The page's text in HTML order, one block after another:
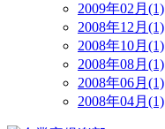
2009年02月(1)
2008年12月(1)
2008年10月(1)
2008年08月(1)
2008年06月(1)
2008年04月(1)